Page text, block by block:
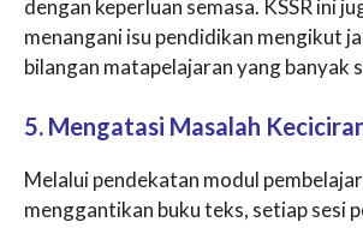
dengan keperluan semasa. KSSR ini
menangani isu pendidikan mengikut
bilangan matapelajaran yang banyak
5. Mengatasi Masalah
Melalui pendekatan modul
menggantikan buku teks, setiap sesi